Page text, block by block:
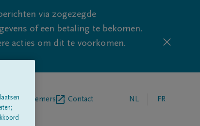
via zogezegde
of een betaling te bekomen.
acties om dit te voorkomen.
Contact NL FR